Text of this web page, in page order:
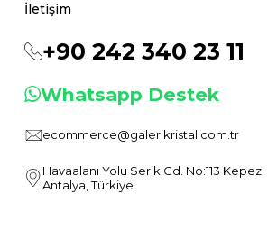
İletişim
+90 242 340 23 11
Whatsapp Destek
ecommerce@galerikristal.com.tr
Havaalanı Yolu Serik Cd. No:113 Kepez
Antalya, Türkiye